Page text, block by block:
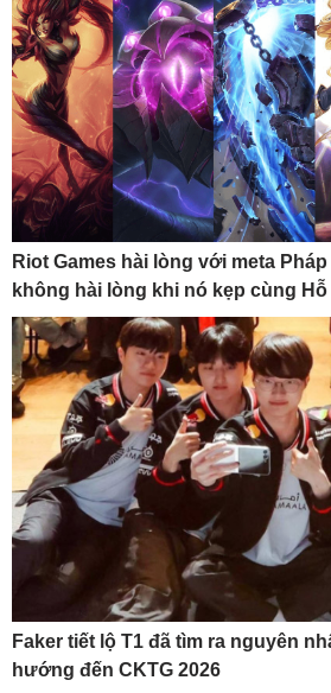
Riot Games hài lòng với meta
không hài lòng khi nó kẹp cùng
Faker tiết lộ T1 đã tìm ra nguyên
hướng đến CKTG 2026